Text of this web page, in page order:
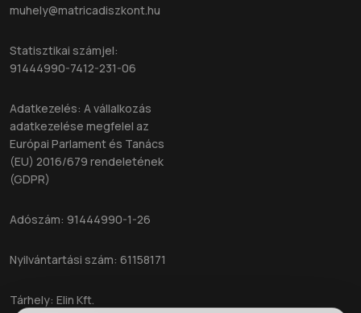
muhely@matricadiszkont.hu
Statisztikai számjel:
91444990-7412-231-06
Adatkezelés: A vállalkozás
adatkezelése megfelel az
Európai Parlament és Tanács
(EU) 2016/679 rendeletének
(GDPR)
Adószám: 91444990-1-26
Nyilvántartási szám: 61158171
Tárhely: Elin Kft.